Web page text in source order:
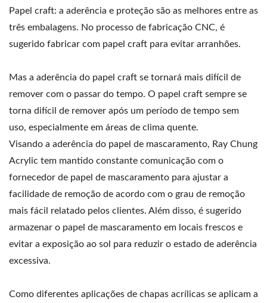
Papel craft: a aderência e proteção são as melhores entre as
três embalagens. No processo de fabricação CNC, é
sugerido fabricar com papel craft para evitar arranhões.
Mas a aderência do papel craft se tornará mais difícil de
remover com o passar do tempo. O papel craft sempre se
torna difícil de remover após um período de tempo sem
uso, especialmente em áreas de clima quente.
Visando a aderência do papel de mascaramento, Ray Chung
Acrylic tem mantido constante comunicação com o
fornecedor de papel de mascaramento para ajustar a
facilidade de remoção de acordo com o grau de remoção
mais fácil relatado pelos clientes. Além disso, é sugerido
armazenar o papel de mascaramento em locais frescos e
evitar a exposição ao sol para reduzir o estado de aderência
excessiva.
Como diferentes aplicações de chapas acrílicas se aplicam a